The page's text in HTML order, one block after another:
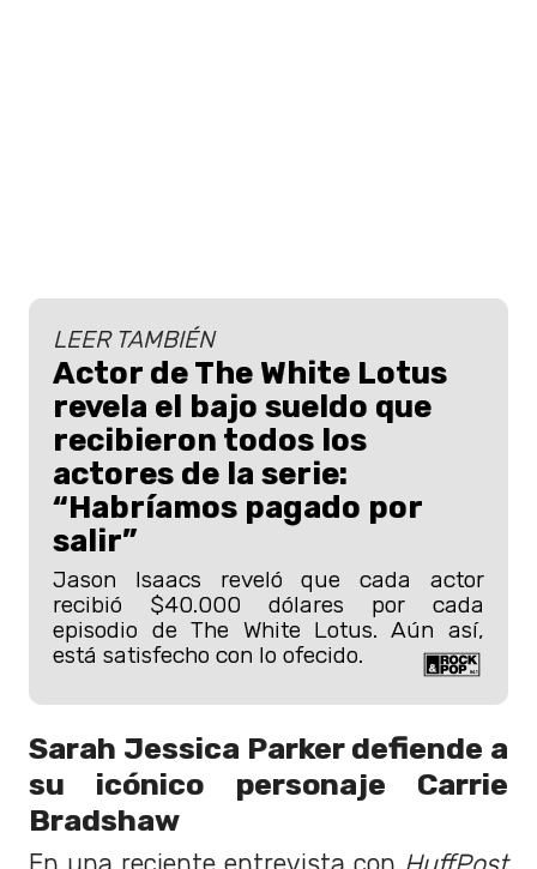
LEER TAMBIÉN
Actor de The White Lotus
revela el bajo sueldo que
recibieron todos los
actores de la serie:
“Habríamos pagado por
salir”
Jason Isaacs reveló que cada actor
recibió $40.000 dólares por cada
episodio de The White Lotus. Aún así,
está satisfecho con lo ofecido.
Sarah Jessica Parker defiende a
su icónico personaje Carrie
Bradshaw